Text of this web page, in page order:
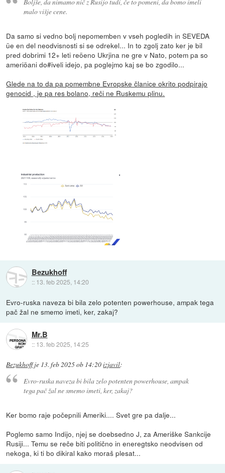
malo višje cene.
Da samo si vedno bolj nepomemben v vseh pogledih in SEVEDA
üe en del neodvisnosti si se odrekel... In to zgolj zato ker je bil
pred dobrimi 12+ leti reöeno Ukrjina ne gre v Nato, potem pa so
ameriöani do#iveli idejo, pa poglejmo kaj se bo zgodilo...
Glede na to da pa pomembne Evropske članice okrito podpirajo
genocid , je pa res bolano, reči ne Ruskemu plinu.
Bezukhoff
:: 13. feb 2025, 14:20
Evro-ruska naveza bi bila zelo potenten powerhouse, ampak tega
pač žal ne smemo imeti, ker, zakaj?
Mr.B
:: 13. feb 2025, 14:25
Bezukhoffje 13. feb 2025 ob 14:20izjavil:
Evro-ruska naveza bi bila zelo potenten powerhouse, ampak
tega pač žal ne smemo imeti, ker, zakaj?
Ker bomo raje počepnili Ameriki.... Svet gre pa dalje...
Poglemo samo Indijo, njej se doebsedno J, za Ameriške Sankcije
Rusiji... Temu se reče biti politično in eneregtsko neodvisen od
nekoga, ki ti bo dikiral kako moraš plesat...